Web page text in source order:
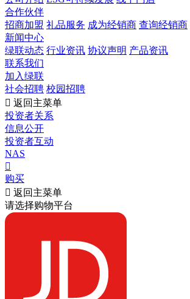
合作伙伴
招商加盟 礼品服务 成为经销商 查询经销商
新闻中心
绿联动态 行业资讯 协议声明 产品资讯
联系我们
加入绿联
社会招聘 校园招聘
 返回主菜单
投资者关系
信息公开
投资者互动
NAS

购买
 返回主菜单
请选择购物平台